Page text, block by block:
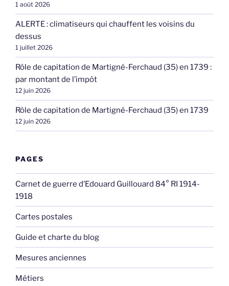
1 août 2026
ALERTE : climatiseurs qui chauffent les voisins du
dessus
1 juillet 2026
Rôle de capitation de Martigné-Ferchaud (35) en 1739 :
par montant de l’impôt
12 juin 2026
Rôle de capitation de Martigné-Ferchaud (35) en 1739
12 juin 2026
PAGES
Carnet de guerre d’Edouard Guillouard 84° RI 1914-
1918
Cartes postales
Guide et charte du blog
Mesures anciennes
Métiers